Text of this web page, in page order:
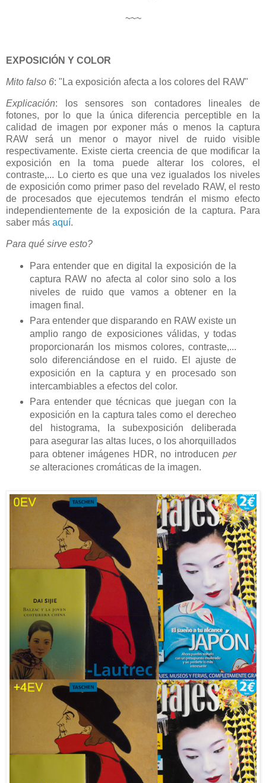
~~~
EXPOSICIÓN Y COLOR
Mito falso 6: "La exposición afecta a los colores del RAW"
Explicación: los sensores son contadores lineales de
fotones, por lo que la única diferencia perceptible en la
calidad de imagen por exponer más o menos la captura
RAW será un menor o mayor nivel de ruido visible
respectivamente. Existe cierta creencia de que modificar la
exposición en la toma puede alterar los colores, el
contraste,... Lo cierto es que una vez igualados los niveles
de exposición como primer paso del revelado RAW, el resto
de procesados que ejecutemos tendrán el mismo efecto
independientemente de la exposición de la captura. Para
saber más aquí.
Para qué sirve esto?
Para entender que en digital la exposición de la
captura RAW no afecta al color sino solo a los
niveles de ruido que vamos a obtener en la
imagen final.
Para entender que disparando en RAW existe un
amplio rango de exposiciones válidas, y todas
proporcionarán los mismos colores, contraste,...
solo diferenciándose en el ruido. El ajuste de
exposición en la captura y en procesado son
intercambiables a efectos del color.
Para entender que técnicas que juegan con la
exposición en la captura tales como el derecheo
del histograma, la subexposición deliberada
para asegurar las altas luces, o los ahorquillados
para obtener imágenes HDR, no introducenper
sealteraciones cromáticas de la imagen.